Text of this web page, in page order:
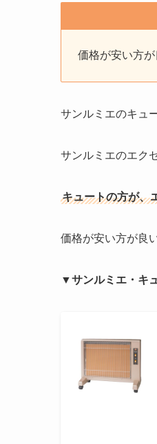
価格が安い方が
サンルミエのキュ
サンルミエのエク
キュートの方が、
価格が安い方が良
▼サンルミエ・キ